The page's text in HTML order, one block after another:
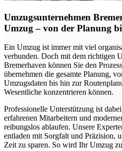
Umzugsunternehmen
Umzug – von der Planung
Ein Umzug ist immer mit viel
verbunden. Doch mit dem richtigen
Bremerhaven können Sie den
übernehmen die gesamte Planung,
Umzugsdaten bis hin zur
Wesentliche konzentrieren können.
Professionelle Unterstützung ist
erfahrenen Mitarbeitern und
reibungslos ablaufen. Unsere
entladen mit Sorgfalt und Präzision,
Zeit zu sparen. So wird Ihr Umzug